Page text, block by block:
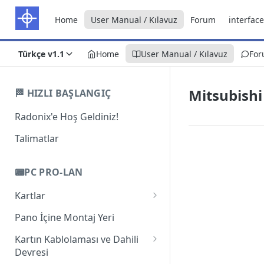
Home User Manual / Kılavuz Forum
Türkçe v1.1 Home User Manual / Kılavuz
🏁 HIZLI BAŞLANGIÇ
Radonix'e Hoş Geldiniz!
Talimatlar
📟PC PRO-LAN
Kartlar
Giriş
PC-Pro LAN 2A
PC-Pro LAN 3AS
Pano İçine Montaj Yeri
Kartın Kablolaması ve Dahili
Devresi
Mitsubishi